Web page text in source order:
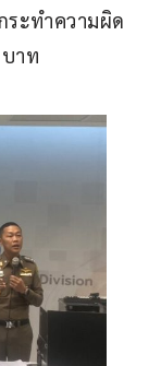
ะทำความผิด
าท